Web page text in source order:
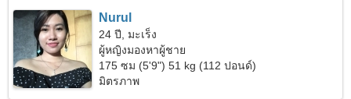
Nurul
24 ปี, มะเร็ง
ผู้หญิงมองหาผู้ชาย
175 ซม (5'9") 51 kg (112 ปอนด์)
มิตรภาพ